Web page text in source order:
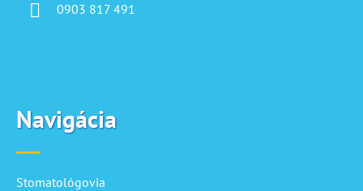
0903 817 491
Navigácia
Stomatológovia